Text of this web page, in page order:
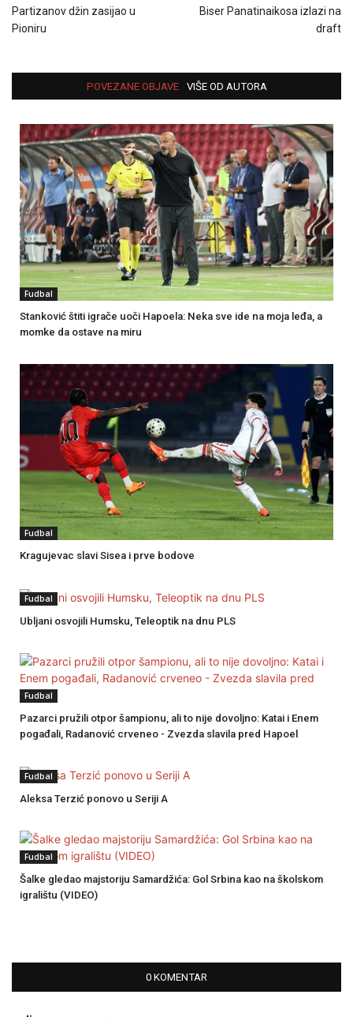
Partizanov džin zasijao u
Pioniru
Biser Panatinaikosa izlazi na
draft
POVEZANE OBJAVE VIŠE OD AUTORA
Fudbal
Stanković štiti igrače uoči Hapoela: Neka sve ide na moja leđa, a
momke da ostave na miru
Fudbal
Kragujevac slavi Sisea i prve bodove
Fudbal
Ubljani osvojili Humsku, Teleoptik na dnu PLS
Fudbal
Pazarci pružili otpor šampionu, ali to nije dovoljno: Katai i Enem
pogađali, Radanović crveneo - Zvezda slavila pred Hapoel
Fudbal
Aleksa Terzić ponovo u Seriji A
Fudbal
Šalke gledao majstoriju Samardžića: Gol Srbina kao na školskom
igralištu (VIDEO)
0 KOMENTAR